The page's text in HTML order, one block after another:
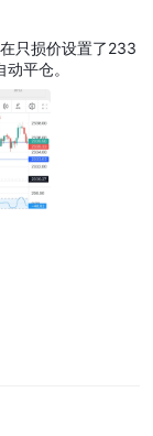
只损价设置了233
平仓。